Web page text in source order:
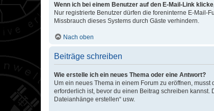
Wenn ich bei einem Benutzer auf den E-Mail-Link
Nur registrierte Benutzer dürfen die foreninterne E-Mail-
Missbrauch dieses Systems durch Gäste verhindern.
Nach oben
Beiträge schreiben
Wie erstelle ich ein neues Thema oder eine Antwort?
Um ein neues Thema in einem Forum zu eröffnen,
erforderlich ist, bevor du einen Beitrag schreiben kannst.
Dateianhänge erstellen“ usw.